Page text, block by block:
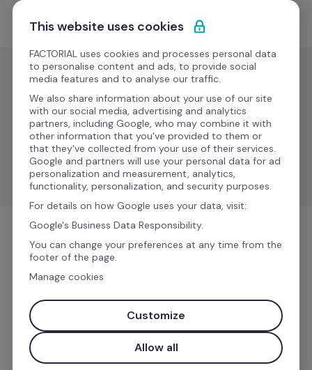
Passa al contenuto
Comincia gratis
Buste paga
Payflow
Ottimizza i dati dei dipendenti e la gestione delle
buste paga con la sincronizzazione automatica.
Buste paga
Ulteriori informazioni
Installa l'app
This website uses cookies
FACTORIAL uses cookies and processes personal data
to personalise content and ads, to provide social
media features and to analyse our traffic.
We also share information about your use of our site
with our social media, advertising and analytics
partners, including Google, who may combine it with
other information that you've provided to them or
that they've collected from your use of their services.
Google and partners will use your personal data for ad
personalization and measurement, analytics,
functionality, personalization, and security purposes.
For details on how Google uses your data, visit:
Google's Business Data Responsibility.
You can change your preferences at any time from the
footer of the page.
Manage cookies
Customize
Allow all